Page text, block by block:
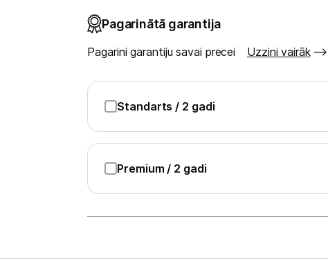
Sadzīves tehnika
Vēlmju saraksts
Pagarinātā garantija
Pagarini garantiju savai precei Uzzini vairāk
Standarts / 2 gadi
Premium / 2 gadi